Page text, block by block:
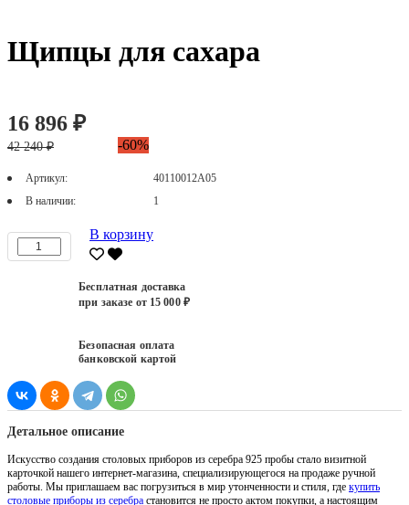
Щипцы для сахара
16 896 ₽
42 240 ₽ -60%
Артикул:
40110012А05
В наличии:
1
В корзину
Бесплатная доставка
при заказе от 15 000 ₽
Безопасная оплата
банковской картой
Детальное описание
Искусство создания столовых приборов из серебра 925 пробы стало визитной
карточкой нашего интернет-магазина, специализирующегося на продаже ручной
работы. Мы приглашаем вас погрузиться в мир утонченности и стиля, где купить
столовые приборы из серебра становится не просто актом покупки, а настоящим